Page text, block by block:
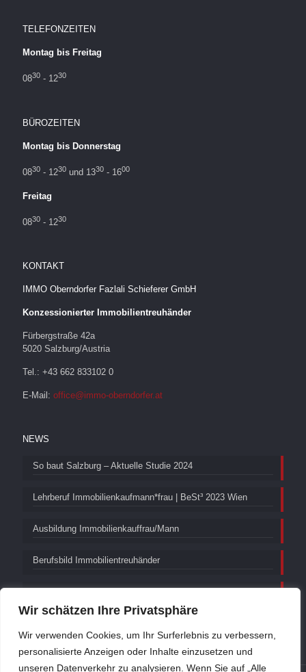
Wir schätzen Ihre Privatsphäre
Wir verwenden Cookies, um Ihr Surferlebnis zu verbessern,
personalisierte Anzeigen oder Inhalte einzusetzen und
unseren Datenverkehr zu analysieren. Wenn Sie auf „Alle
TELEFONZEITEN
Montag bis Freitag
0830 - 1230
BÜROZEITEN
Montag bis Donnerstag
0830 - 1230 und 1330 - 1600
Freitag
0830 - 1230
KONTAKT
IMMO Oberndorfer Fazlali Schieferer GmbH
Konzessionierter Immobilientreuhänder
Fürbergstraße 42a
5020 Salzburg/Austria
Tel.: +43 662 833102 0
E-Mail: office@immo-oberndorfer.at
NEWS
So baut Salzburg – Aktuelle Studie 2024
Lehrberuf Immobilienkaufmann*frau | BeSt³ 2023 Wien
Ausbildung Immobilienkauffrau/Mann
Berufsbild Immobilientreuhänder